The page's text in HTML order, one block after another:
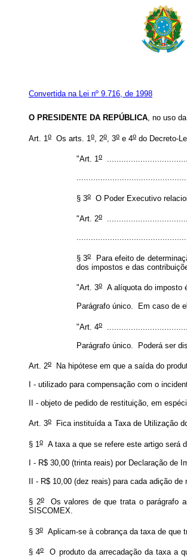
Convertida na Lei nº 9.716, de 1998
O PRESIDENTE DA REPÚBLICA, no uso
Art. 1 o Os arts. 1 o , 2o , 3o e 4o do Decreto-
"Art. 1o
§ 3o O Poder Executivo
"Art. 2o
§ 3oPara efeito de
dos impostos e das
"Art. 3o A alíquota do imposto
Parágrafo único. Em caso de
"Art. 4o
Parágrafo único. Poderá ser
Art. 2o Na hipótese em que a saída do
I - utilizado para compensação com o
II - objeto de pedido de restituição, em
Art. 3o Fica instituída a Taxa de Utilização
§ 1 o A taxa a que se refere este artigo será
I - R$ 30,00 (trinta reais) por Declaração de
II - R$ 10,00 (dez reais) para cada adição
§ 2oOs valores de que trata o parágrafo
SISCOMEX.
§ 3o Aplicam-se à cobrança da taxa de que
§ 4oO produto da arrecadação da taxa a